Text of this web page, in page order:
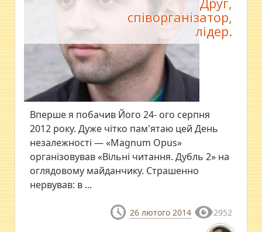
співорганізатор,
лідер.
Вперше я побачив Його 24- ого серпня
2012 року. Дуже чітко пам'ятаю цей День
незалежності — «Magnum Opus»
організовував «Вільні читання. Дубль 2» на
оглядовому майданчику. Страшенно
нервував: в ...
26 лютого 2014 2952